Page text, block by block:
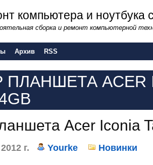
компьютера и ноутбука
сборка и ремонт компьютерной
Архив RSS
ACER
Acer Iconia
г. Yourke Новинки